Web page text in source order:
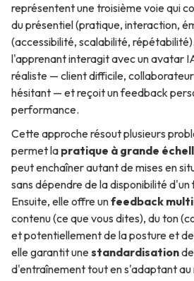
représentent une troisième voie qui
du présentiel (pratique, interaction,
(accessibilité, scalabilité,
l'apprenant interagit avec un avatar
réaliste — client difficile,
hésitant — et reçoit un feedback
performance.
Cette approche résout plusieurs
permet la pratique à grande
peut enchaîner autant de mises en
sans dépendre de la disponibilité
Ensuite, elle offre unfeedback
contenu (ce que vous dites), du ton
et potentiellement de la posture et
elle garantit unestandardisation
d'entraînement tout en s'adaptant au